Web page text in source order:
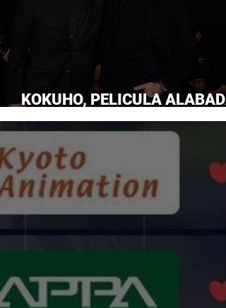
KOKUHO, PELICULA
POR TOM CRUISE